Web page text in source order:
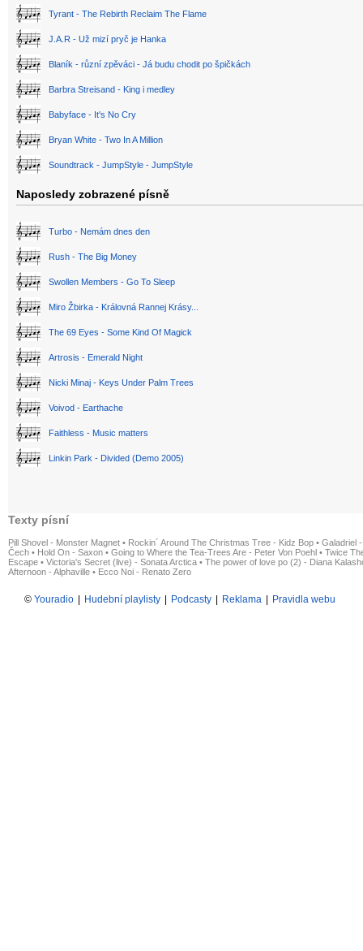
Tyrant - The Rebirth Reclaim The Flame
J.A.R - Už mizí pryč je Hanka
Blaník - různí zpěváci - Já budu chodit po špičkách
Barbra Streisand - King i medley
Babyface - It's No Cry
Bryan White - Two In A Million
Soundtrack - JumpStyle - JumpStyle
Naposledy zobrazené písně
Turbo - Nemám dnes den
Rush - The Big Money
Swollen Members - Go To Sleep
Miro Žbirka - Královná Rannej Krásy...
The 69 Eyes - Some Kind Of Magick
Artrosis - Emerald Night
Nicki Minaj - Keys Under Palm Trees
Voivod - Earthache
Faithless - Music matters
Linkin Park - Divided (Demo 2005)
Texty písní
Pill Shovel - Monster Magnet • Rockin´ Around The Christmas Tree - Kidz Bop • Galadriel
Čech • Hold On - Saxon • Going to Where the Tea-Trees Are - Peter Von Poehl • Twice
Escape • Victoria's Secret (live) - Sonata Arctica • The power of love po (2) - Diana
Afternoon - Alphaville • Ecco Noi - Renato Zero
© Youradio Hudební playlisty Podcasty Reklama Pravidla webu